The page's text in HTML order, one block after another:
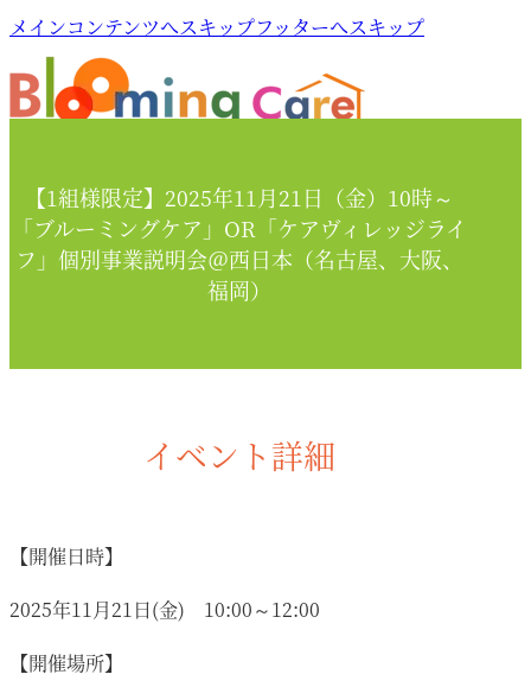
メインコンテンツへスキップフッターへスキップ
【1組様限定】2025年11月21日（金）10時～
「ブルーミングケア」OR「ケアヴィレッジライ
フ」個別事業説明会＠西日本（名古屋、大阪、
福岡）
イベント詳細
【開催日時】
2025年11月21日(金) 10:00～12:00
【開催場所】